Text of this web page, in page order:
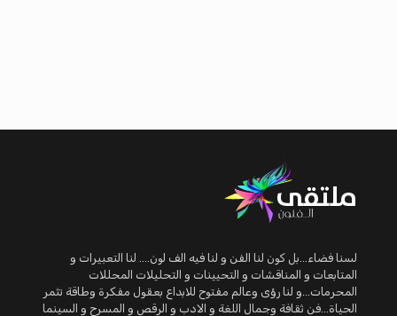
لسنا فضاء...بل كون لنا الفن و لنا فيه الف لون.... لنا التعبيرات و
المتابعات و المناقشات و التحيينات و التحليلات المحللات
المحرمات...و لنا رؤى وعالم مفتوح للابداع بعقول مفكرة وطاقة تثمر
الحياة...فن ثقافة وجمال اللغة و الادب و الرقص و المسرح و السينما